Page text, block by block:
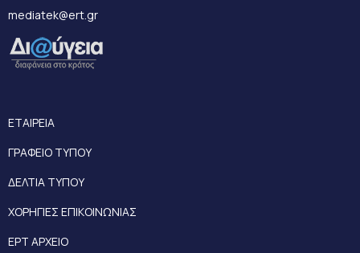
mediatek@ert.gr
ΕΤΑΙΡΕΙΑ
ΓΡΑΦΕΙΟ ΤΥΠΟΥ
ΔΕΛΤΙΑ ΤΥΠΟΥ
ΧΟΡΗΓΙΕΣ ΕΠΙΚΟΙΝΩΝΙΑΣ
ΕΡΤ ΑΡΧΕΙΟ